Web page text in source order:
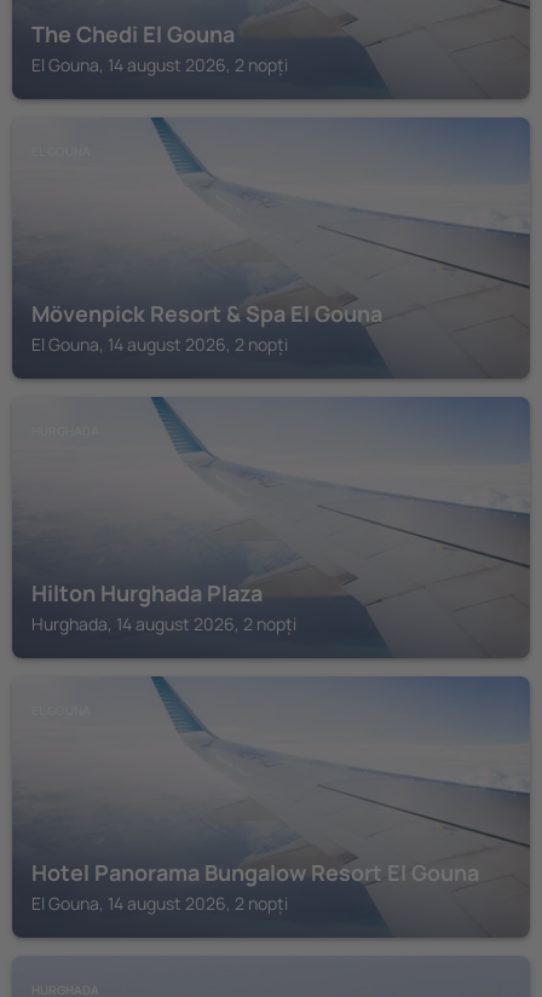
The Chedi El Gouna
El Gouna, 14 august 2026, 2 nopți
Mövenpick Resort & Spa El Gouna
El Gouna, 14 august 2026, 2 nopți
Hilton Hurghada Plaza
Hurghada, 14 august 2026, 2 nopți
Hotel Panorama Bungalow Resort El Gouna
El Gouna, 14 august 2026, 2 nopți